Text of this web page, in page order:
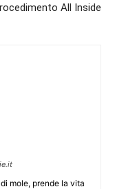
All Inside
mole, prende la vita